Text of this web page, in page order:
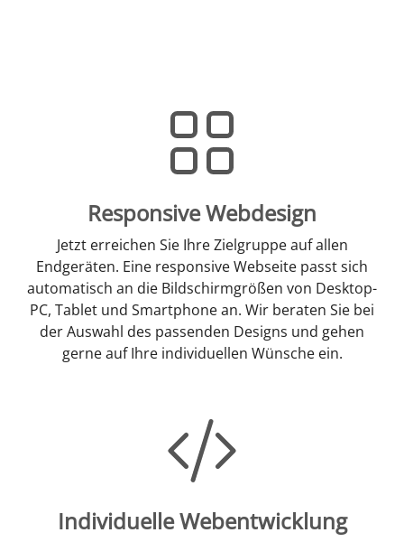
Responsive Webdesign
Jetzt erreichen Sie Ihre Zielgruppe auf allen
Endgeräten. Eine responsive Webseite passt sich
automatisch an die Bildschirmgrößen von Desktop-
PC, Tablet und Smartphone an. Wir beraten Sie bei
der Auswahl des passenden Designs und gehen
gerne auf Ihre individuellen Wünsche ein.
Individuelle Webentwicklung